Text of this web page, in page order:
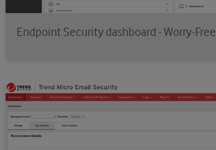
Endpoint Security dashboard - Worry-